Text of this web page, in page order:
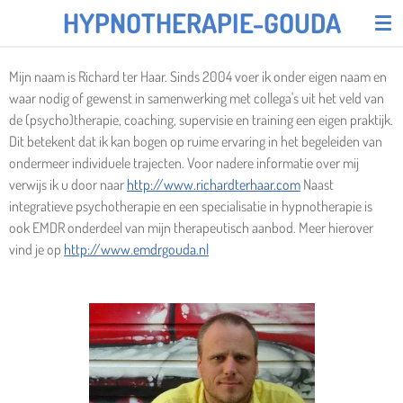
de
hoofdinhoud
HYPNOTHERAPIE-GOUDA
Mijn naam is Richard ter Haar. Sinds 2004 voer ik onder eigen naam en
waar nodig of gewenst in samenwerking met collega's uit het veld van
de (psycho)therapie, coaching, supervisie en training een eigen praktijk.
Dit betekent dat ik kan bogen op ruime ervaring in het begeleiden van
ondermeer individuele trajecten. Voor nadere informatie over mij
verwijs ik u door naar http://www.richardterhaar.com Naast
integratieve psychotherapie en een specialisatie in hypnotherapie is
ook EMDR onderdeel van mijn therapeutisch aanbod. Meer hierover
vind je op http://www.emdrgouda.nl